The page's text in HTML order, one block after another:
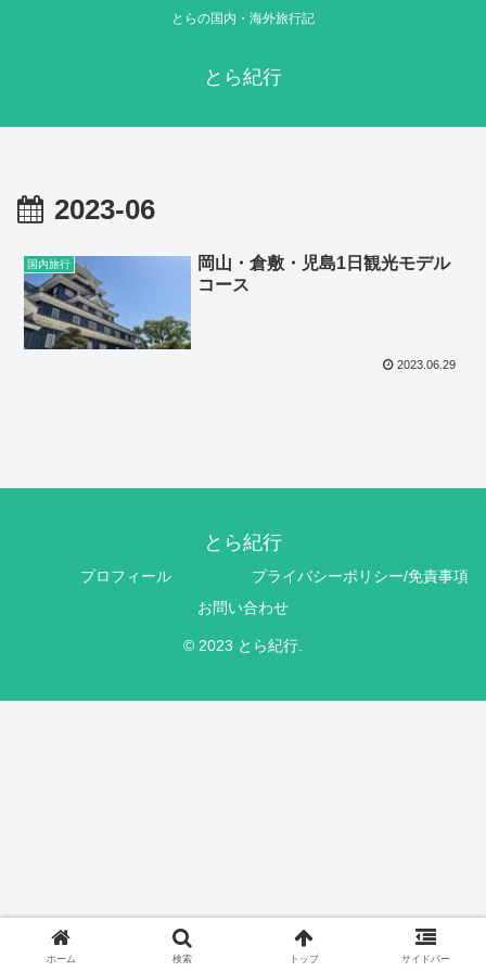
とらの国内・海外旅行記
とら紀行
2023-06
国内旅行
岡山・倉敷・児島1日観光モデル
コース
2023.06.29
とら紀行
プロフィール
プライバシーポリシー/免責事項
お問い合わせ
© 2023 とら紀行.
ホーム 検索 トップ サイドバー